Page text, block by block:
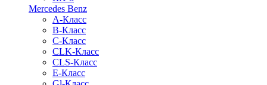
Mercedes Benz
A-Класс
B-Класс
C-Класс
CLK-Класс
CLS-Класс
E-Класс